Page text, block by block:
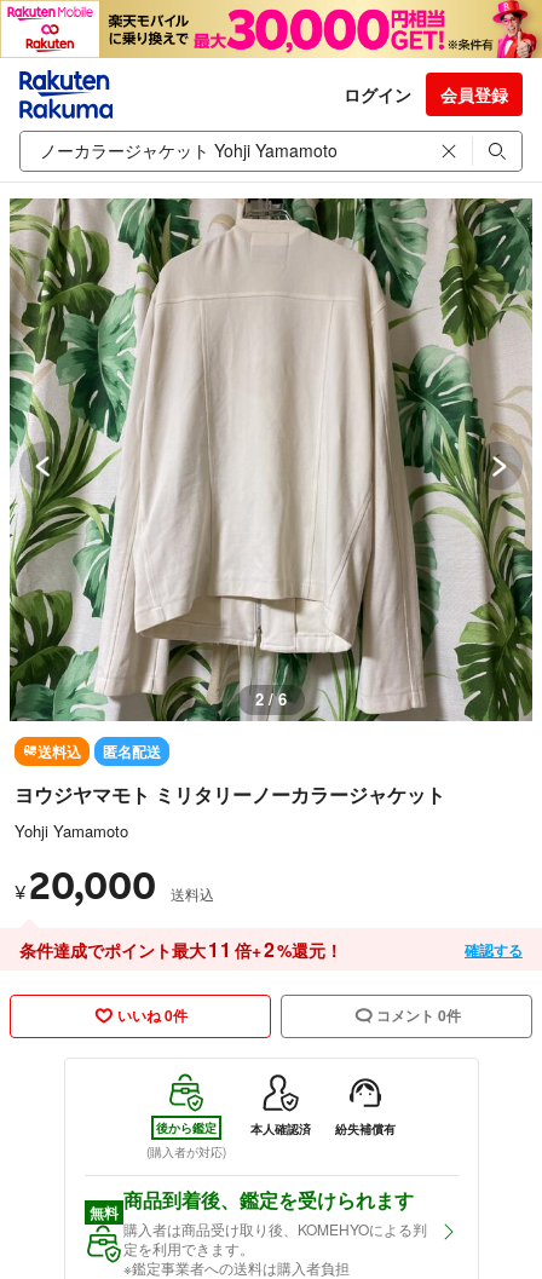
ログイン 会員登録
2 / 6
送料込 匿名配送
ヨウジヤマモト ミリタリーノーカラージャケット
Yohji Yamamoto
¥ 20,000 送料込
条件達成でポイント最大11 倍+2%還元！ 確認する
いいね 0件 コメント 0件
後から鑑定
(購入者が対応)
本人確認済 紛失補償有
無料 商品到着後、鑑定を受けられます
購入者は商品受け取り後、KOMEHYOによる判
定を利用できます。
※鑑定事業者への送料は購入者負担